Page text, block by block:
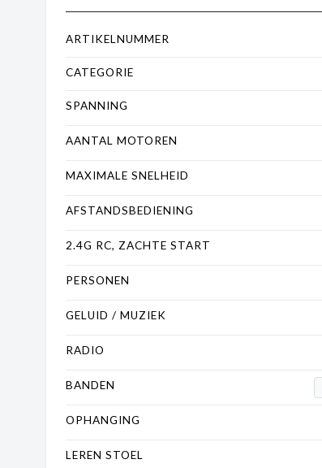
ARTIKELNUMMER
CATEGORIE
SPANNING
AANTAL MOTOREN
MAXIMALE SNELHEID
AFSTANDSBEDIENING
2.4G RC, ZACHTE START
PERSONEN
GELUID / MUZIEK
RADIO
BANDEN
OPHANGING
LEREN STOEL